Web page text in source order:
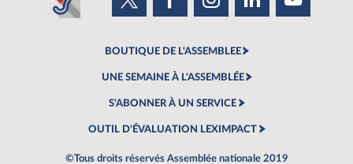
BOUTIQUE DE L'ASSEMBLEE
UNE SEMAINE À L'ASSEMBLÉE
S'ABONNER À UN SERVICE
OUTIL D'ÉVALUATION LEXIMPACT
©Tous droits réservés Assemblée nationale 2019